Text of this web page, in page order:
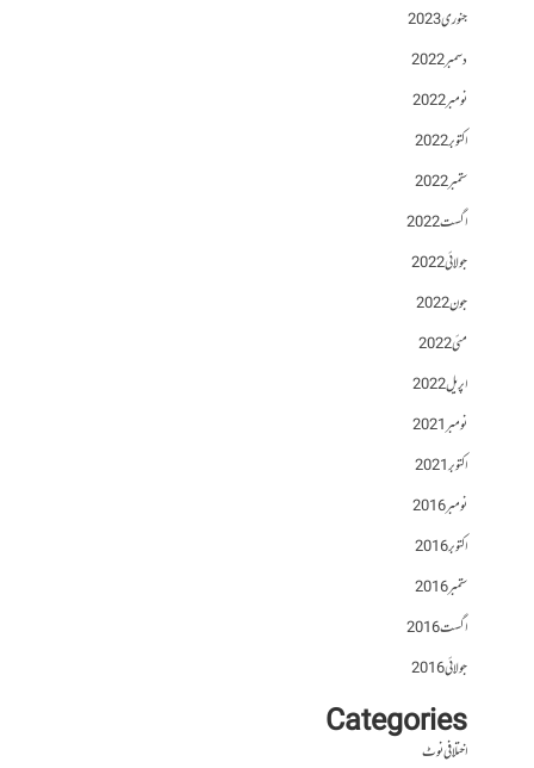
جنوری 2023
دسمبر 2022
نومبر 2022
اکتوبر 2022
ستمبر 2022
اگست 2022
جولائی 2022
جون 2022
مئی 2022
اپریل 2022
نومبر 2021
اکتوبر 2021
نومبر 2016
اکتوبر 2016
ستمبر 2016
اگست 2016
جولائی 2016
Categories
اختلافی نوٹ